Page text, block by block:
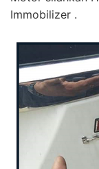
Immobilizer .